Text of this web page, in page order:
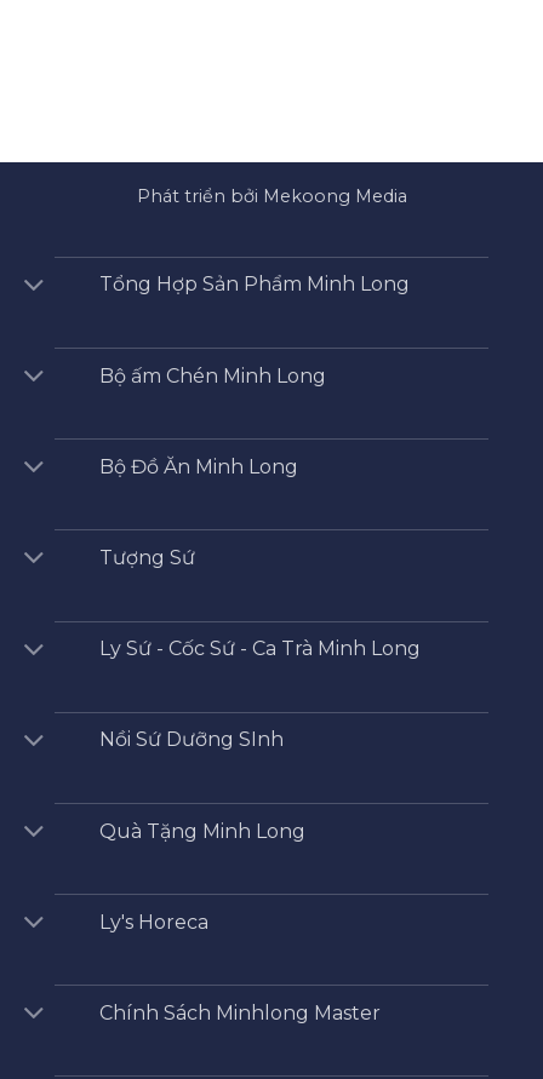
Phát triển bởi Mekoong Media
Tổng Hợp Sản Phẩm Minh Long
Bộ ấm Chén Minh Long
Bộ Đồ Ăn Minh Long
Tượng Sứ
Ly Sứ - Cốc Sứ - Ca Trà Minh Long
Nồi Sứ Dưỡng SInh
Quà Tặng Minh Long
Ly's Horeca
Chính Sách Minhlong Master